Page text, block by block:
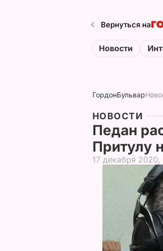
Вернуться на
Новости
ГордонБульвар
НОВОСТИ
Педан
Притулу
17 декабря 2020,